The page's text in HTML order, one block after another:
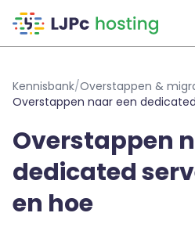
Kennisbank/Overstappen &
Overstappen
dedicated
en hoe